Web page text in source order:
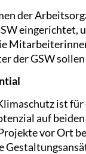
der
eingerichtet,
der GSW
ist
auf
vor Ort